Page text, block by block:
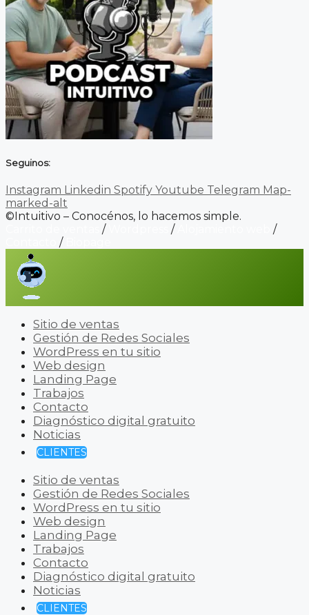
Seguinos:
Instagram Linkedin Spotify Youtube Telegram Map-
marked-alt
©Intuitivo – Conocénos, lo hacemos simple.
/ /
/
/
Sitio de ventas
Gestión de Redes Sociales
WordPress en tu sitio
Web design
Landing Page
Trabajos
Contacto
Diagnóstico digital gratuito
Noticias
CLIENTES
Sitio de ventas
Gestión de Redes Sociales
WordPress en tu sitio
Web design
Landing Page
Trabajos
Contacto
Diagnóstico digital gratuito
Noticias
CLIENTES